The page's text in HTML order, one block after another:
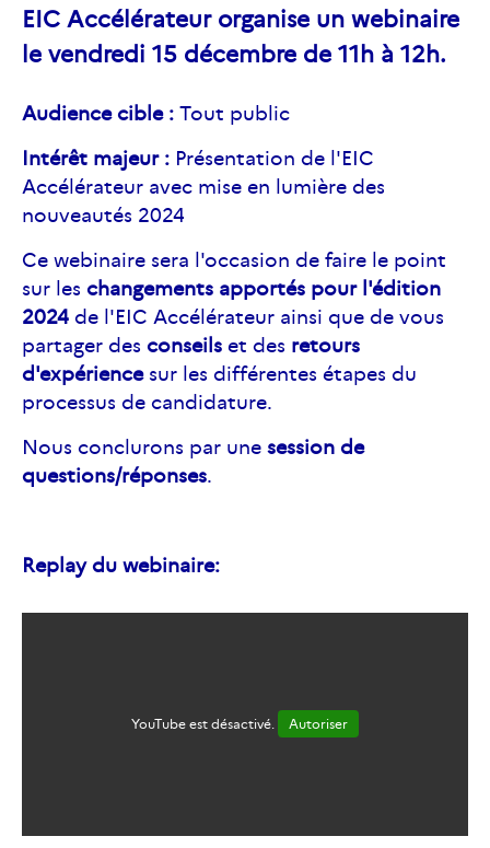
EIC Accélérateur organise un webinaire
le vendredi 15 décembre de 11h à 12h.
Audience cible : Tout public
Intérêt majeur : Présentation de l'EIC
Accélérateur avec mise en lumière des
nouveautés 2024
Ce webinaire sera l'occasion de faire le point
sur les changements apportés pour l'édition
2024 de l'EIC Accélérateur ainsi que de vous
partager des conseils et des retours
d'expériencesur les différentes étapes du
processus de candidature.
Nous conclurons par une session de
questions/réponses.
Replay du webinaire:
YouTube est désactivé. Autoriser